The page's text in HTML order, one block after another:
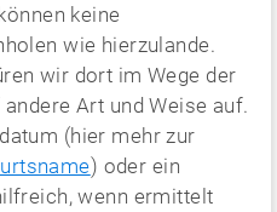
keine
wie hierzulande.
wir dort im Wege der
Art und Weise auf.
(hier mehr zur
) oder ein
wenn ermittelt